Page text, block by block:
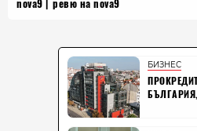
nova9 ревю на nova9